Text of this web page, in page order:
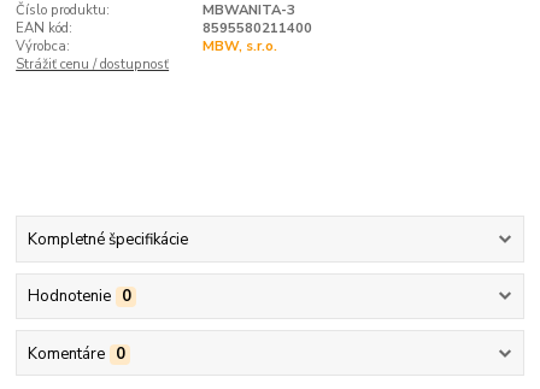
Číslo produktu:
MBWANITA-3
EAN kód:
8595580211400
Výrobca:
MBW, s.r.o.
Strážiť cenu / dostupnosť
Kompletné špecifikácie
Hodnotenie 0
Komentáre 0